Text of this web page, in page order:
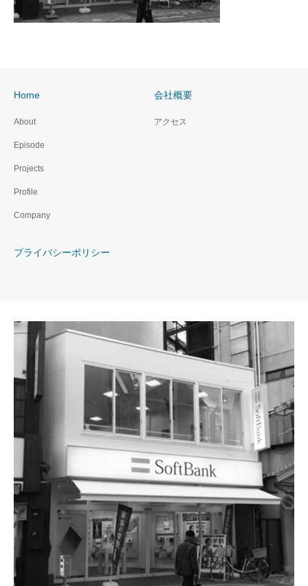
Home
About
Episode
Projects
Profile
Company
会社概要
アクセス
プライバシーポリシー